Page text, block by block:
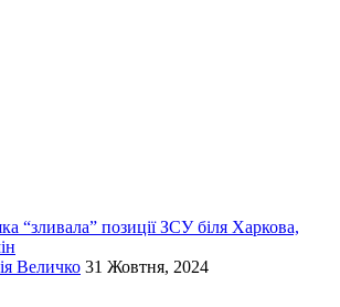
“зливала” позиції ЗСУ біля Харкова,
Величко 31 Жовтня, 2024